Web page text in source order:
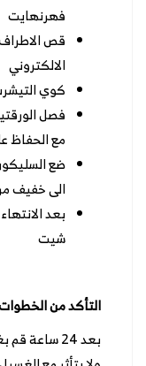
فهرنهايت
قص
الالكتروني
كوي التيشرت من 3- 5
فصل
مع الحفاظ
ضع
الى خفيف من 20 -25
بعد
شيت
التأكد من
بعد 24